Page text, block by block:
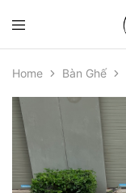
Home Bàn Ghế